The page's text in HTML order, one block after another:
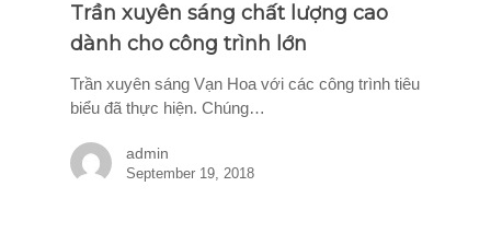
Trần xuyên sáng chất lượng cao
dành cho công trình lớn
Trần xuyên sáng Vạn Hoa với các công trình tiêu
biểu đã thực hiện. Chúng…
admin
September 19, 2018